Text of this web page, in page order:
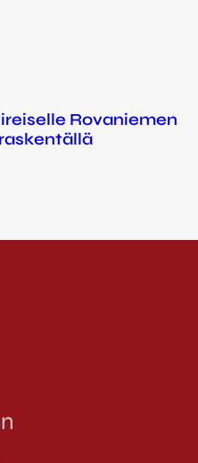
Rovaniemen